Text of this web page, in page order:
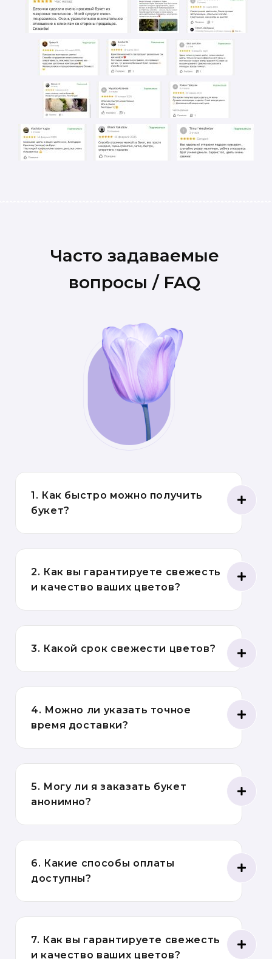
Часто задаваемые
вопросы / FAQ
1. Как быстро можно получить
букет?
2. Как вы гарантируете свежесть
и качество ваших цветов?
3. Какой срок свежести цветов?
4. Можно ли указать точное
время доставки?
5. Могу ли я заказать букет
анонимно?
6. Какие способы оплаты
доступны?
7. Как вы гарантируете свежесть
и качество ваших цветов?